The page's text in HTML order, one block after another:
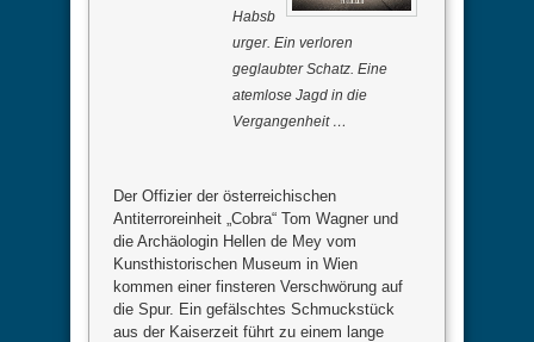
Habsb
urger. Ein verloren
geglaubter Schatz. Eine
atemlose Jagd in die
Vergangenheit …
Der Offizier der österreichischen
Antiterroreinheit „Cobra“ Tom Wagner und
die Archäologin Hellen de Mey vom
Kunsthistorischen Museum in Wien
kommen einer finsteren Verschwörung auf
die Spur. Ein gefälschtes Schmuckstück
aus der Kaiserzeit führt zu einem lange